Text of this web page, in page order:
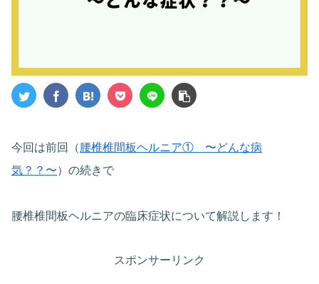
今回は前回（腰椎椎間板ヘルニア① 〜どんな病
気？？〜）の続きで
腰椎椎間板ヘルニアの臨床症状について解説します！
スポンサーリンク